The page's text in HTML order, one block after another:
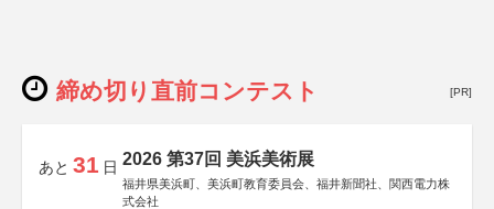
締め切り直前コンテスト [PR]
あと 31 日 2026 第37回 美浜美術展
福井県美浜町、美浜町教育委員会、福井新聞社、関西電力株
式会社